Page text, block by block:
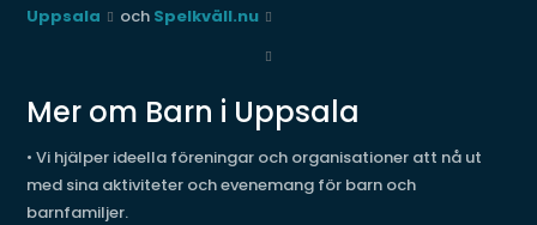
Uppsala
och Spelkväll.nu
Mer om Barn i Uppsala
• Vi hjälper ideella föreningar och organisationer att nå ut
med sina aktiviteter och evenemang för barn och
barnfamiljer.